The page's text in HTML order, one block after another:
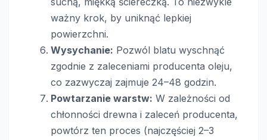
ważny krok, by uniknąć lepkiej
powierzchni.
Wysychanie: Pozwól blatu wyschnąć
zgodnie z zaleceniami producenta oleju,
co zazwyczaj zajmuje 24–48 godzin.
Powtarzanie warstw: W zależności od
chłonności drewna i zaleceń producenta,
powtórz ten proces (najczęściej 2–3